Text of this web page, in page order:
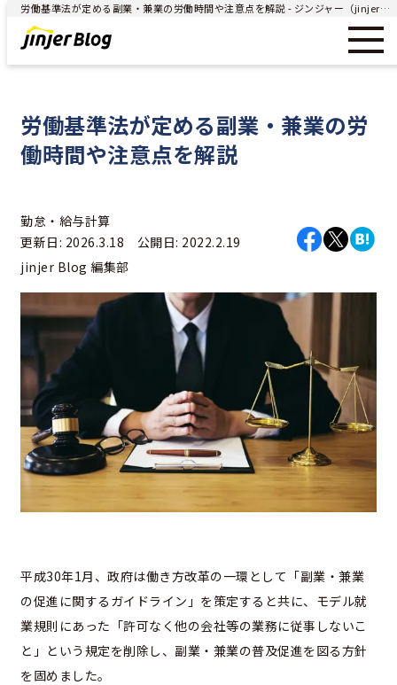
労働基準法が定める副業・兼業の労働時間や注意点を解説 - ジンジャー（jinjer）｜統合型人事システム
労働基準法が定める副業・兼業の労
働時間や注意点を解説
勤怠・給与計算
更新日: 2026.3.18 公開日: 2022.2.19
jinjer Blog 編集部
平成30年1月、政府は働き方改革の一環として「副業・兼業
の促進に関するガイドライン」を策定すると共に、モデル就
業規則にあった「許可なく他の会社等の業務に従事しないこ
と」という規定を削除し、副業・兼業の普及促進を図る方針
を固めました。